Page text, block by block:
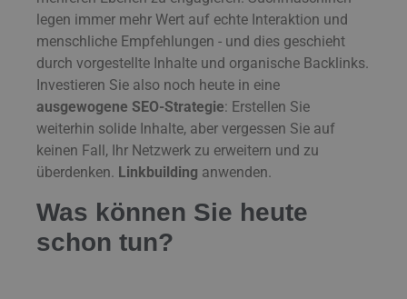
legen immer mehr Wert auf echte Interaktion und
menschliche Empfehlungen - und dies geschieht
durch vorgestellte Inhalte und organische Backlinks.
Investieren Sie also noch heute in eine
ausgewogene SEO-Strategie: Erstellen Sie
weiterhin solide Inhalte, aber vergessen Sie auf
keinen Fall, Ihr Netzwerk zu erweitern und zu
überdenken. Linkbuilding anwenden.
Was können Sie heute
schon tun?